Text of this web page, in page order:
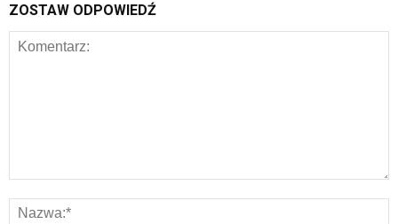
ZOSTAW ODPOWIEDŹ